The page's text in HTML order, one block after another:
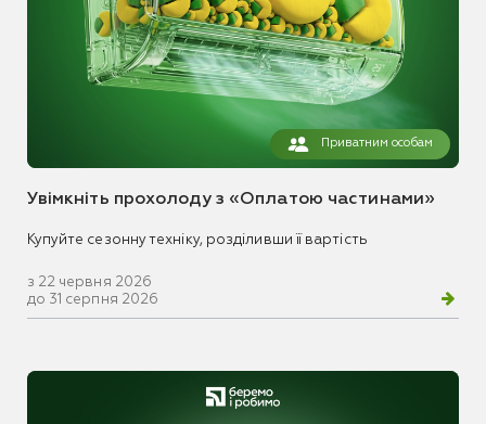
Приватним особам
Увімкніть прохолоду з «Оплатою частинами»
Купуйте сезонну техніку, розділивши її вартість
з 22 червня 2026
до 31 серпня 2026